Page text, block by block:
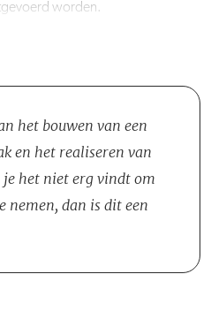
worden.
doelgroepen en zet deze om
resultaten.
bureaus werk je niet alleen aan
het bouwen van een
en het realiseren van
het niet erg vindt om
nemen, dan is dit een